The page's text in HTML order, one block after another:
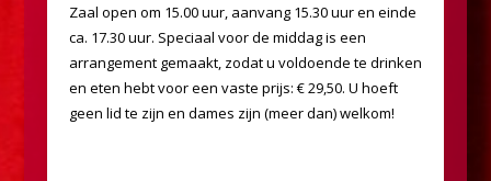
Zaal open om 15.00 uur, aanvang 15.30 uur en einde
ca. 17.30 uur. Speciaal voor de middag is een
arrangement gemaakt, zodat u voldoende te drinken
en eten hebt voor een vaste prijs: € 29,50. U hoeft
geen lid te zijn en dames zijn (meer dan) welkom!